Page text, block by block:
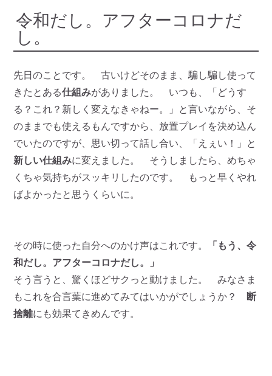
令和だし。アフターコロナだ
し。
先日のことです。 古いけどそのまま、騙し騙し使って
きたとある仕組みがありました。 いつも、「どうす
る？これ？新しく変えなきゃねー。」と言いながら、そ
のままでも使えるもんですから、放置プレイを決め込ん
でいたのですが、思い切って話し合い、「えぇい！」と
新しい仕組みに変えました。 そうしましたら、めちゃ
くちゃ気持ちがスッキリしたのです。 もっと早くやれ
ばよかったと思うくらいに。
その時に使った自分へのかけ声はこれです。
「もう、令
和だし。アフターコロナだし。」
そう言うと、驚くほどサクっと動けました。 みなさま
もこれを合言葉に進めてみてはいかがでしょうか？断
捨離にも効果てきめんです。